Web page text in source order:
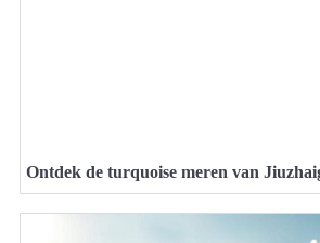
Ontdek de turquoise meren van